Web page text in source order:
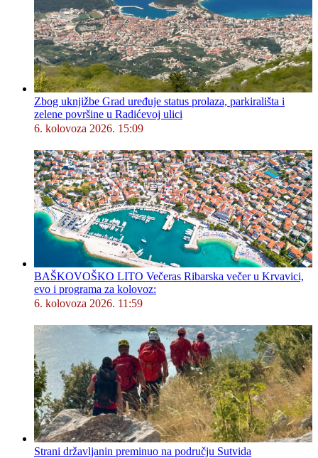
Zbog uknjižbe Grad uređuje status prolaza, parkirališta i
zelene površine u Radićevoj ulici
6. kolovoza 2026. 15:09
BAŠKOVOŠKO LITO Večeras Ribarska večer u Krvavici,
evo i programa za kolovoz:
6. kolovoza 2026. 11:59
Strani državljanin preminuo na području Sutvida